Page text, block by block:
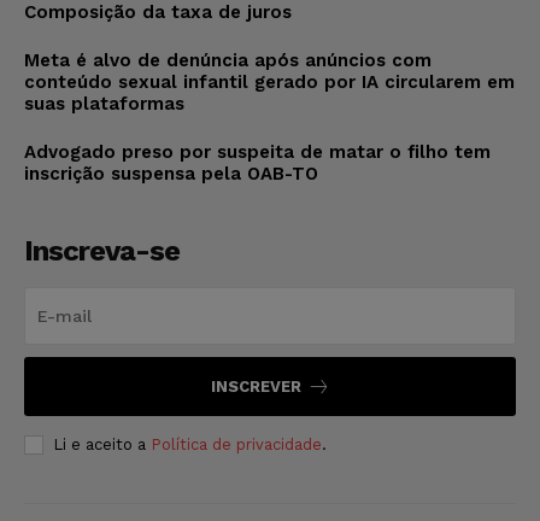
Composição da taxa de juros
Meta é alvo de denúncia após anúncios com
conteúdo sexual infantil gerado por IA circularem em
suas plataformas
Advogado preso por suspeita de matar o filho tem
inscrição suspensa pela OAB-TO
Inscreva-se
INSCREVER
Li e aceito a Política de privacidade.